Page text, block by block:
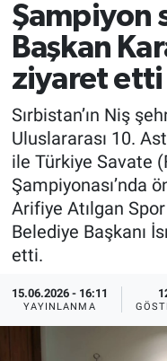
Şampiyon
Başkan
ziyaret etti
Sırbistan’ın Niş
Uluslararası 10.
ile Türkiye Savate
Şampiyonası’nda
Arifiye Atılgan
Belediye Başkanı
etti.
15.06.2026 - 16:11
YAYINLANMA